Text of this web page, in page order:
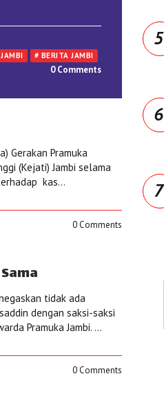
# BERITA JAMBI
0 Comments
Gerakan Pramuka
(Kejati) Jambi selama
kas...
0 Comments
tidak ada
dengan saksi-saksi
Pramuka Jambi. ...
0 Comments
5
6
7